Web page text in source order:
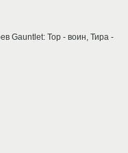
Gauntlet: Тор - воин, Тира -